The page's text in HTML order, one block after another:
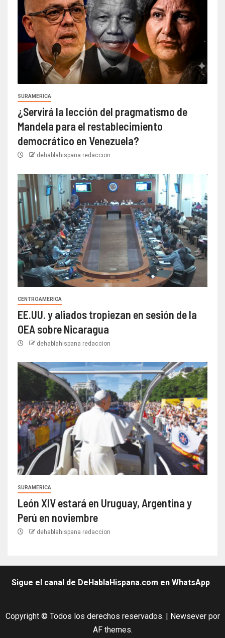
SURAMERICA
¿Servirá la lección del pragmatismo de
Mandela para el restablecimiento
democrático en Venezuela?
dehablahispana redaccion
CENTROAMERICA
EE.UU. y aliados tropiezan en sesión de la
OEA sobre Nicaragua
dehablahispana redaccion
SURAMERICA
León XIV estará en Uruguay, Argentina y
Perú en noviembre
dehablahispana redaccion
Sigue el canal de DeHablaHispana.com en WhatsApp
Copyright © Todos los derechos reservados. Newseverpor
AF themes.